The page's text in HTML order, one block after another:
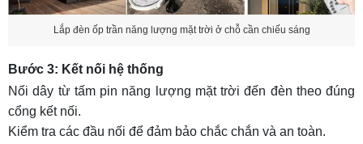
Lắp đèn ốp trần năng lượng mặt trời ở chỗ cần chiếu sáng
Bước 3: Kết nối hệ thống
Nối dây từ tấm pin năng lượng mặt trời đến đèn theo đúng
cổng kết nối.
Kiểm tra các đầu nối để đảm bảo chắc chắn và an toàn.